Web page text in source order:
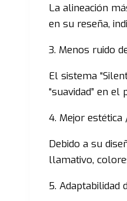
La alineación
en su reseña,
3. Menos ruido
El sistema
“suavidad” en
4. Mejor estética
Debido a su
llamativo,
5. Adaptabilidad